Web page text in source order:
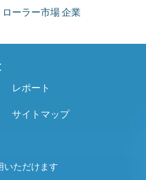
ーラー市場 企業
レポート
サイトマップ
いただけます